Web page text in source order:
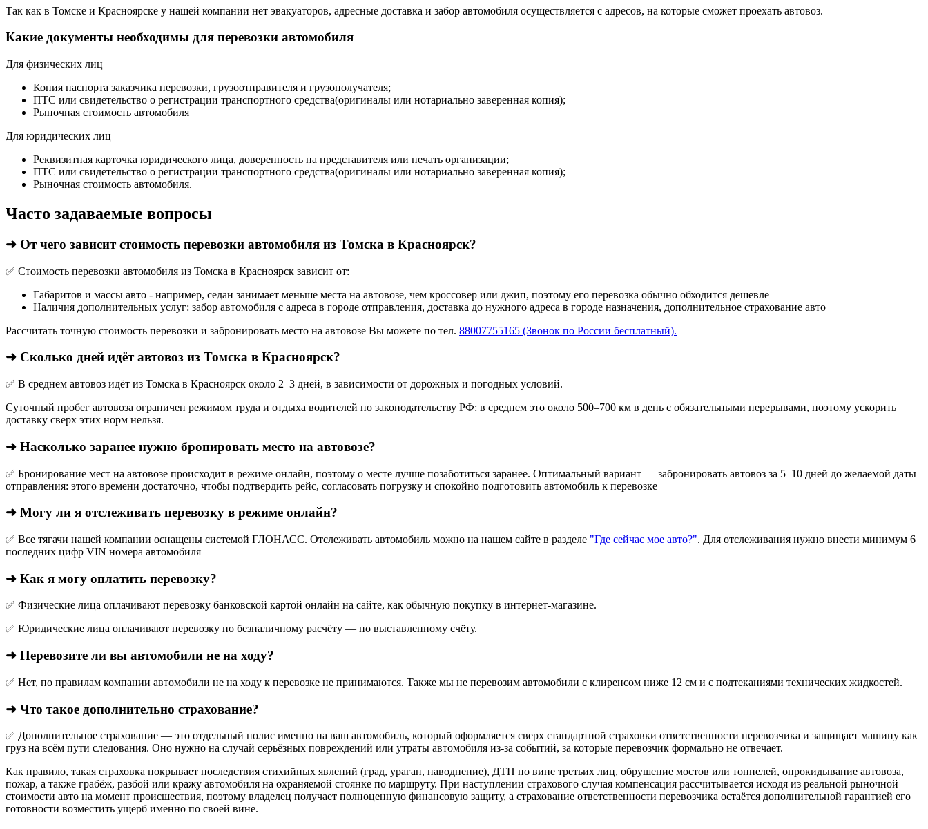
Так как в Томске и Красноярске у нашей компании нет эвакуаторов, адресные доставка и забор автомобиля осуществляется с адресов, на которые сможет проехать автовоз.
Какие документы необходимы для перевозки автомобиля
Для физических лиц
Копия паспорта заказчика перевозки, грузоотправителя и грузополучателя;
ПТС или свидетельство о регистрации транспортного средства(оригиналы или нотариально заверенная копия);
Рыночная стоимость автомобиля
Для юридических лиц
Реквизитная карточка юридического лица, доверенность на представителя или печать организации;
ПТС или свидетельство о регистрации транспортного средства(оригиналы или нотариально заверенная копия);
Рыночная стоимость автомобиля.
Часто задаваемые вопросы
➜ От чего зависит стоимость перевозки автомобиля из Томска в Красноярск?
✅ Стоимость перевозки автомобиля из Томска в Красноярск зависит от:
Габаритов и массы авто - например, седан занимает меньше места на автовозе, чем кроссовер или джип, поэтому его перевозка обычно обходится дешевле
Наличия дополнительных услуг: забор автомобиля с адреса в городе отправления, доставка до нужного адреса в городе назначения, дополнительное страхование авто
Рассчитать точную стоимость перевозки и забронировать место на автовозе Вы можете по тел. 88007755165 (Звонок по России бесплатный).
➜ Сколько дней идёт автовоз из Томска в Красноярск?
✅ В среднем автовоз идёт из Томска в Красноярск около 2–3 дней, в зависимости от дорожных и погодных условий.
Суточный пробег автовоза ограничен режимом труда и отдыха водителей по законодательству РФ: в среднем это около 500–700 км в день с обязательными перерывами, поэтому ускорить
доставку сверх этих норм нельзя.
➜ Насколько заранее нужно бронировать место на автовозе?
✅ Бронирование мест на автовозе происходит в режиме онлайн, поэтому о месте лучше позаботиться заранее. Оптимальный вариант — забронировать автовоз за 5–10 дней до желаемой даты
отправления: этого времени достаточно, чтобы подтвердить рейс, согласовать погрузку и спокойно подготовить автомобиль к перевозке
➜ Могу ли я отслеживать перевозку в режиме онлайн?
✅ Все тягачи нашей компании оснащены системой ГЛОНАСС. Отслеживать автомобиль можно на нашем сайте в разделе "Где сейчас мое авто?". Для отслеживания нужно внести минимум 6
последних цифр VIN номера автомобиля
➜ Как я могу оплатить перевозку?
✅ Физические лица оплачивают перевозку банковской картой онлайн на сайте, как обычную покупку в интернет‑магазине.
✅ Юридические лица оплачивают перевозку по безналичному расчёту — по выставленному счёту.
➜ Перевозите ли вы автомобили не на ходу?
✅ Нет, по правилам компании автомобили не на ходу к перевозке не принимаются. Также мы не перевозим автомобили с клиренсом ниже 12 см и с подтеканиями технических жидкостей.
➜ Что такое дополнительно страхование?
✅ Дополнительное страхование — это отдельный полис именно на ваш автомобиль, который оформляется сверх стандартной страховки ответственности перевозчика и защищает машину как
груз на всём пути следования. Оно нужно на случай серьёзных повреждений или утраты автомобиля из‑за событий, за которые перевозчик формально не отвечает.​
Как правило, такая страховка покрывает последствия стихийных явлений (град, ураган, наводнение), ДТП по вине третьих лиц, обрушение мостов или тоннелей, опрокидывание автовоза,
пожар, а также грабёж, разбой или кражу автомобиля на охраняемой стоянке по маршруту. При наступлении страхового случая компенсация рассчитывается исходя из реальной рыночной
стоимости авто на момент происшествия, поэтому владелец получает полноценную финансовую защиту, а страхование ответственности перевозчика остаётся дополнительной гарантией его
готовности возместить ущерб именно по своей вине.